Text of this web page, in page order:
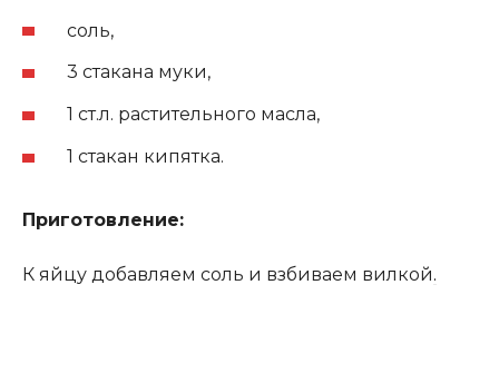
соль,
3 стакана муки,
1 ст.л. растительного масла,
1 стакан кипятка.
Приготовление:
К яйцу добавляем соль и взбиваем вилкой.